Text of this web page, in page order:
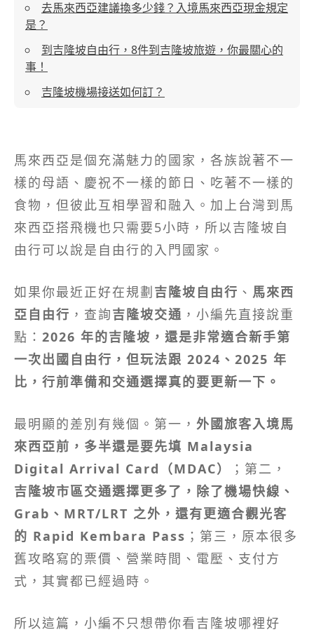
去馬來西亞建議換多少錢？入境馬來西亞現金規定
是？
到吉隆坡自由行，8件到吉隆坡旅遊，你最關心的
事！
吉隆坡機場接送如何訂？
馬來西亞是個充滿魅力的國家，各族說著不一
樣的母語、慶祝不一樣的節日、吃著不一樣的
食物，但彼此互相學習和融入。加上台灣到馬
來西亞搭飛機也只需要5小時，所以吉隆坡自
由行可以說是自由行的入門國家。
如果你最近正好在規劃吉隆坡自由行 、 馬來西
亞自由行 ，查詢吉隆坡交通 ，小編先直接說重
點： 2026 年的吉隆坡，還是非常適合新手第
一次出國自由行，但玩法跟 2024、2025 年
比，行前準備和交通選擇真的要更新一下。
最明顯的差別有幾個。第一， 外國旅客入境馬
來西亞前，多半還是要先填 Malaysia
Digital Arrival Card（MDAC）
；第二，
吉隆坡市區交通選擇更多了，除了機場快線、
Grab、MRT/LRT 之外，還有更適合觀光客
的 Rapid Kembara Pass ；第三，原本很多
舊攻略寫的票價、營業時間、電壓、支付方
式，其實都已經過時。
所以這篇，小編不只想帶你看吉隆坡哪裡好